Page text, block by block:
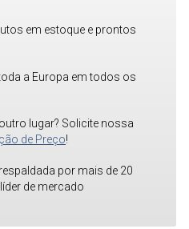
em estoque e prontos
a Europa em todos os
lugar? Solicite nossa
de Preço!
por mais de 20
de mercado